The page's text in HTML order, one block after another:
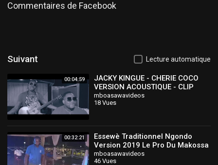
Commentaires de Facebook
Suivant Lecture automatique
00:04:59
JACKY KINGUE - CHERIE COCO
VERSION ACOUSTIQUE - CLIP
OFFICIEL
mboasawavideos
18 Vues
00:32:21
Essewè Traditionnel Ngondo
Version 2019 Le Pro Du Makossa
Dj Pat Premier
mboasawavideos
46 Vues